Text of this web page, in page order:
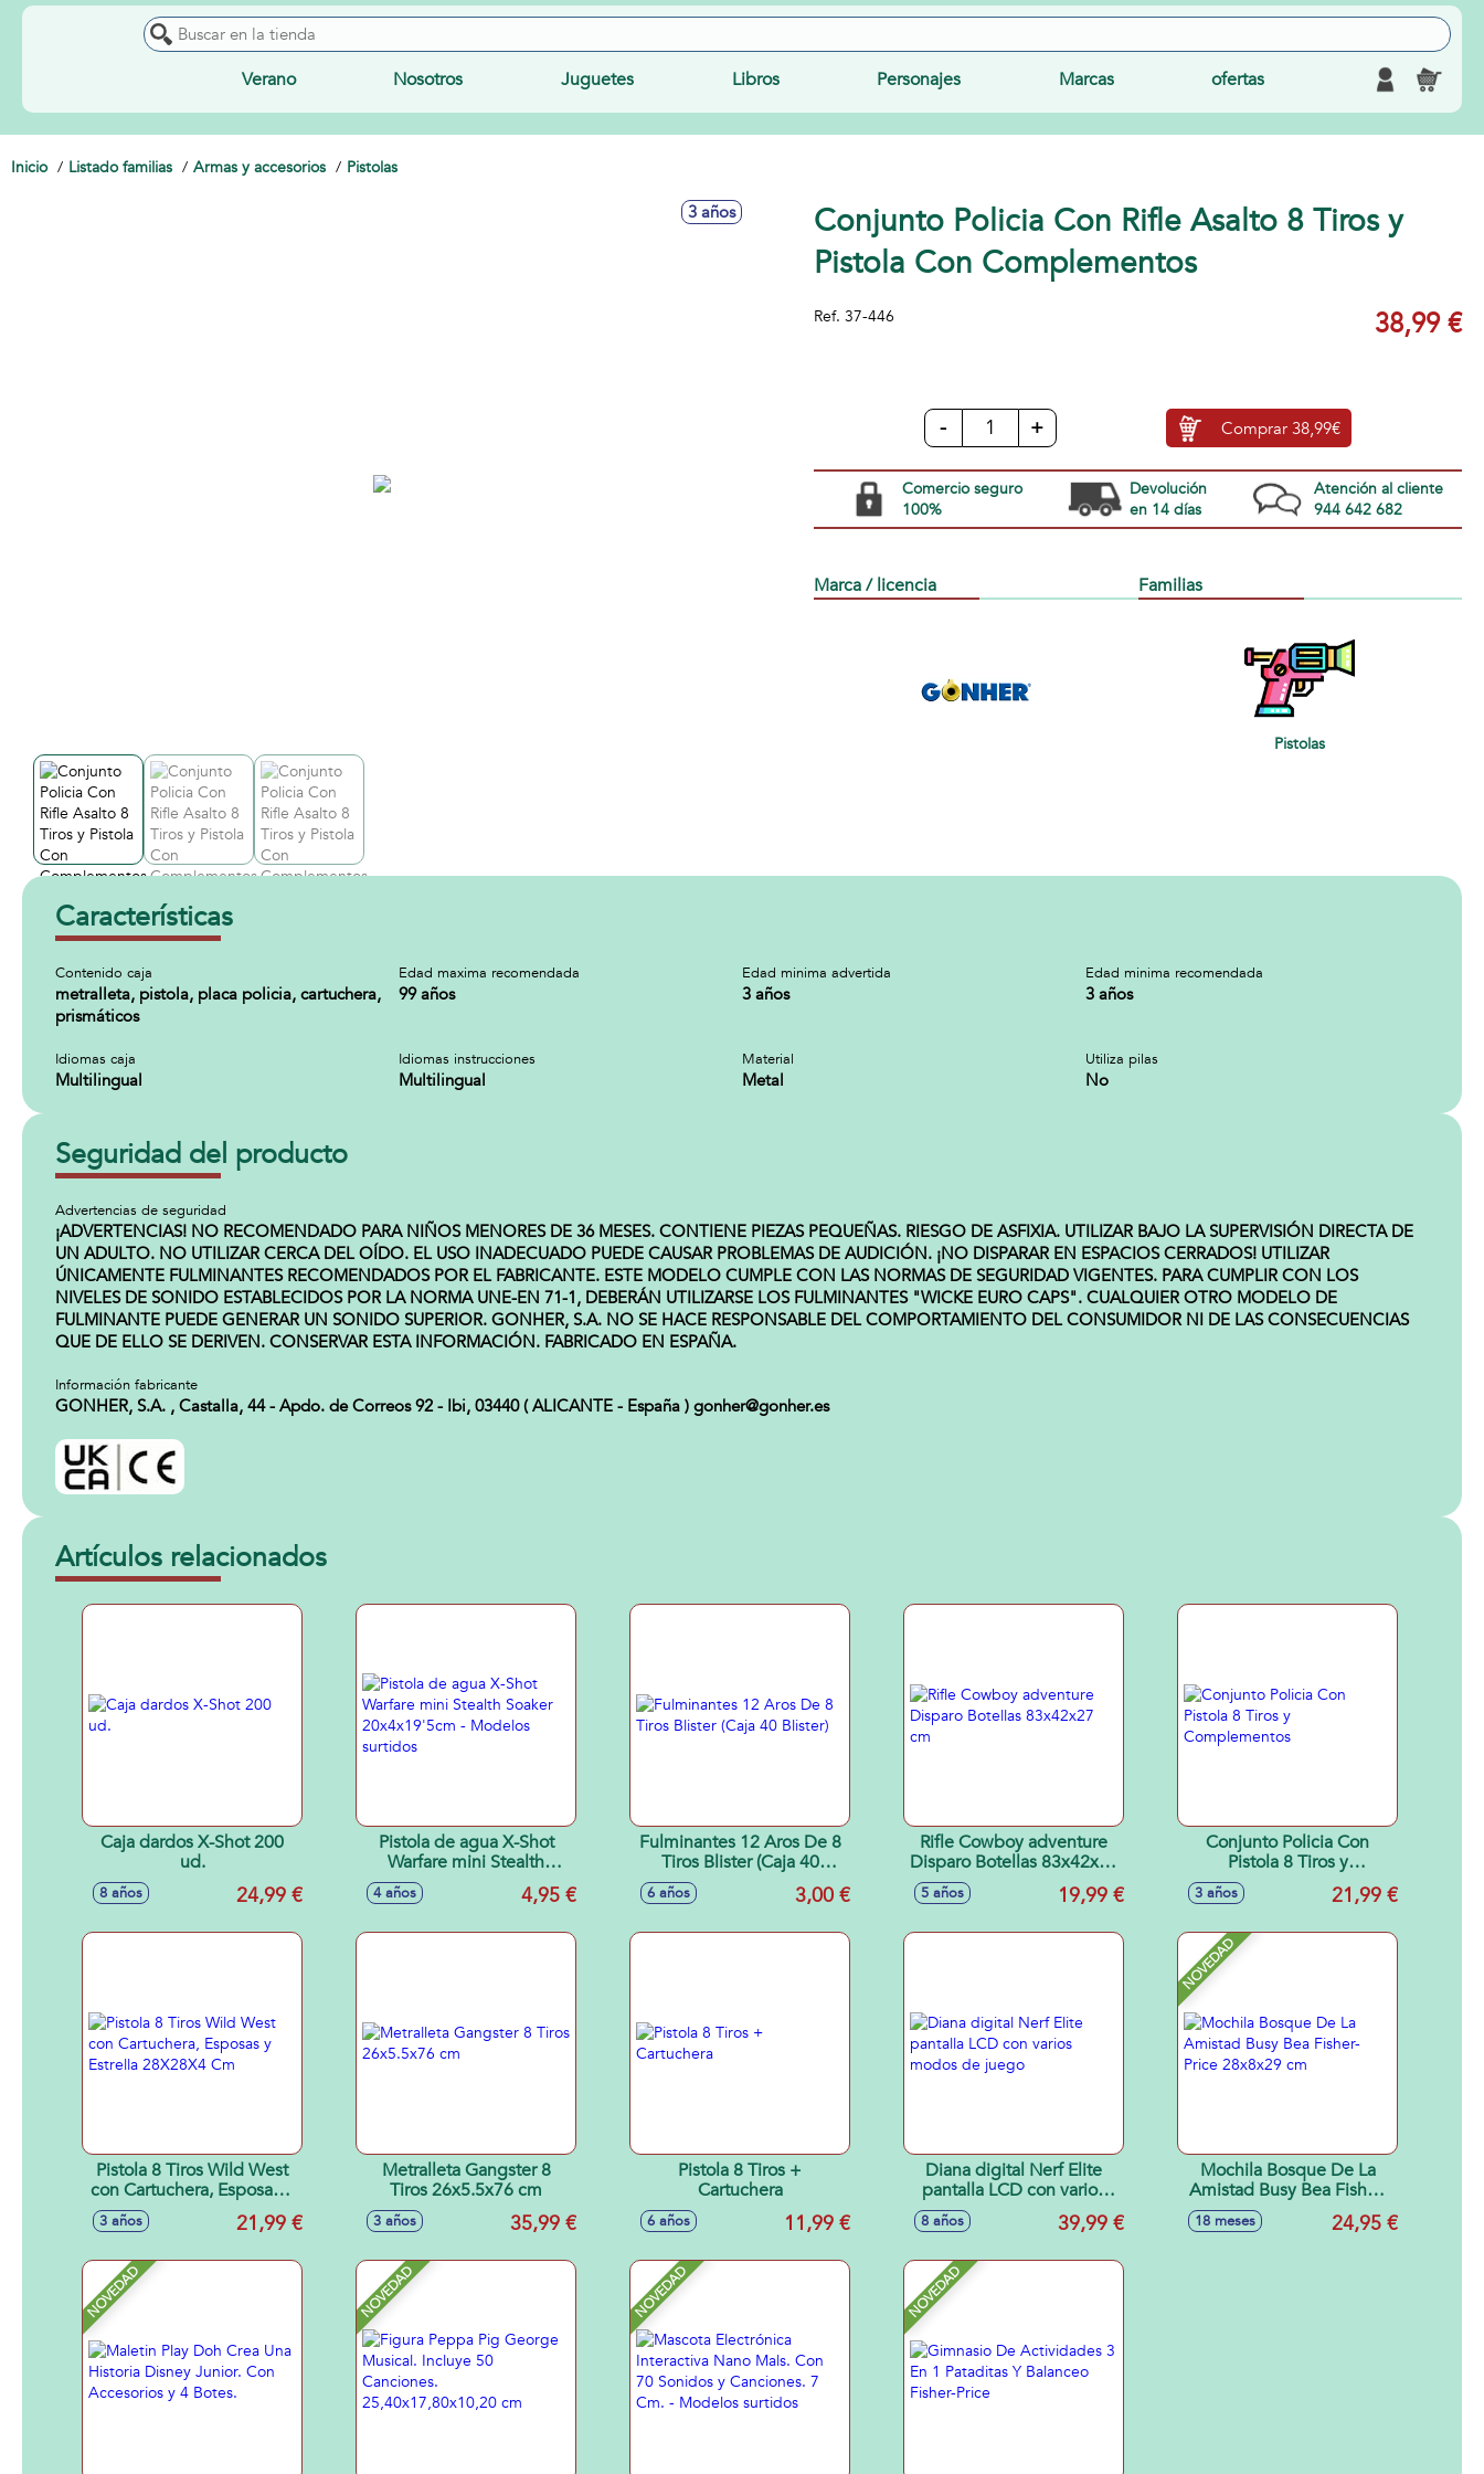
Verano Nosotros Juguetes Libros Personajes Marcas ofertas
Inicio Listado familias Armas y accesorios Pistolas
3 años
Conjunto Policia Con Rifle Asalto 8 Tiros y
Pistola Con Complementos
Ref. 37-446 38,99 €
- + Comprar38,99€
Comercio seguro
100%
Devolución
en 14 días
Atención al cliente
944 642 682
Marca / licencia Familias
Pistolas
Características
Contenido caja
metralleta, pistola, placa policia, cartuchera,
prismáticos
Edad maxima recomendada
99 años
Edad minima advertida
3 años
Edad minima recomendada
3 años
Idiomas caja
Multilingual
Idiomas instrucciones
Multilingual
Material
Metal
Utiliza pilas
No
Seguridad del producto
Advertencias de seguridad
¡ADVERTENCIAS! NO RECOMENDADO PARA NIÑOS MENORES DE 36 MESES. CONTIENE PIEZAS PEQUEÑAS. RIESGO DE ASFIXIA. UTILIZAR BAJO LA SUPERVISIÓN DIRECTA DE
UN ADULTO. NO UTILIZAR CERCA DEL OÍDO. EL USO INADECUADO PUEDE CAUSAR PROBLEMAS DE AUDICIÓN. ¡NO DISPARAR EN ESPACIOS CERRADOS! UTILIZAR
ÚNICAMENTE FULMINANTES RECOMENDADOS POR EL FABRICANTE. ESTE MODELO CUMPLE CON LAS NORMAS DE SEGURIDAD VIGENTES. PARA CUMPLIR CON LOS
NIVELES DE SONIDO ESTABLECIDOS POR LA NORMA UNE-EN 71-1, DEBERÁN UTILIZARSE LOS FULMINANTES "WICKE EURO CAPS". CUALQUIER OTRO MODELO DE
FULMINANTE PUEDE GENERAR UN SONIDO SUPERIOR. GONHER, S.A. NO SE HACE RESPONSABLE DEL COMPORTAMIENTO DEL CONSUMIDOR NI DE LAS CONSECUENCIAS
QUE DE ELLO SE DERIVEN. CONSERVAR ESTA INFORMACIÓN. FABRICADO EN ESPAÑA.
Información fabricante
GONHER, S.A. , Castalla, 44 - Apdo. de Correos 92 - Ibi, 03440 ( ALICANTE - España ) gonher@gonher.es
Artículos relacionados
Caja dardos X-Shot 200
ud.
8 años 24,99 €
Pistola de agua X-Shot
Warfare mini Stealth
Soaker 20x4x19'5cm -
Modelos surtidos
4 años 4,95 €
Fulminantes 12 Aros De 8
Tiros Blister (Caja 40
6 años 3,00 €
Rifle Cowboy adventure
Disparo Botellas 83x42x27
5 años 19,99 €
Conjunto Policia Con
Pistola 8 Tiros y
Complementos
3 años 21,99 €
Pistola 8 Tiros Wild West
con Cartuchera, Esposas y
Estrella 28X28X4 Cm
3 años 21,99 €
Metralleta Gangster 8
Tiros 26x5.5x76 cm
3 años 35,99 €
Pistola 8 Tiros +
Cartuchera
6 años 11,99 €
Diana digital Nerf Elite
pantalla LCD con varios
modos de juego
8 años 39,99 €
NOVEDAD
Mochila Bosque De La
Amistad Busy Bea Fisher-
Price 28x8x29 cm
18 meses 24,95 €
NOVEDAD NOVEDAD NOVEDAD NOVEDAD